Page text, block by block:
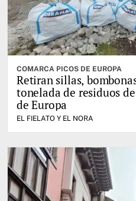
COMARCA PICOS DE EUROPA
Retiran sillas,
tonelada de residuos
de Europa
EL FIELATO Y EL NORA